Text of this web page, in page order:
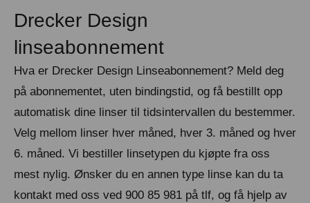
Drecker Design
linseabonnement
Hva er Drecker Design Linseabonnement? Meld deg
på abonnementet, uten bindingstid, og få bestillt opp
automatisk dine linser til tidsintervallen du bestemmer.
Velg mellom linser hver måned, hver 3. måned og hver
6. måned. Vi bestiller linsetypen du kjøpte fra oss
mest nylig. Ønsker du en annen type linse kan du ta
kontakt med oss ved 900 85 981 på tlf, og få hjelp av